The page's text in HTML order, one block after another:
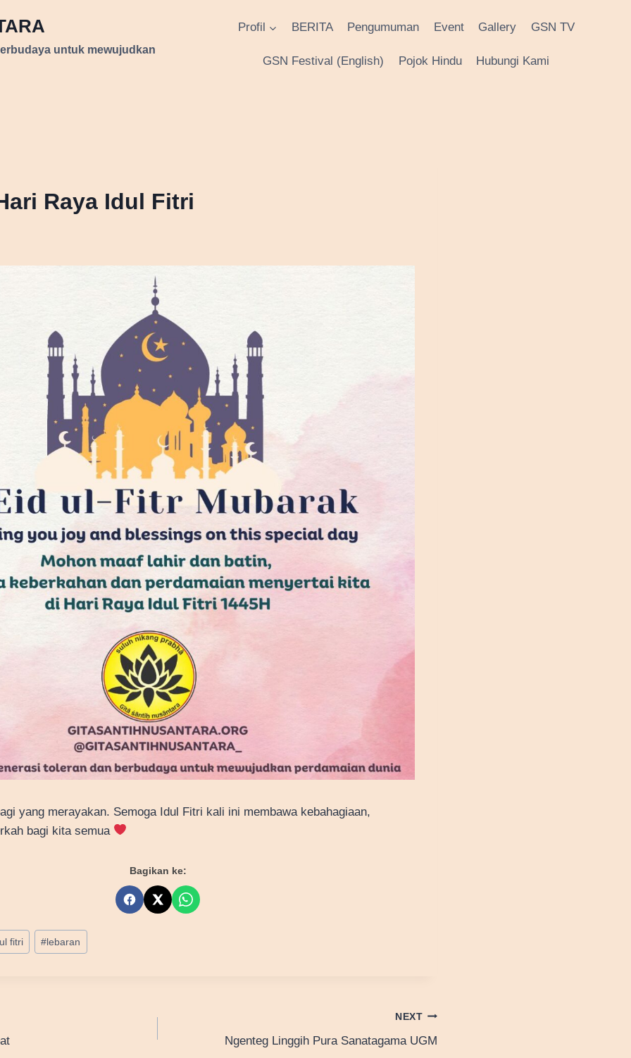
untuk mewujudkan
Profil BERITA Pengumuman Event Gallery GSN TV
GSN Festival (English) Pojok Hindu Hubungi Kami
Raya Idul Fitri
yang merayakan. Semoga Idul Fitri kali ini membawa kebahagiaan,
bagi kita semua
Bagikan ke:
fitri # lebaran
NEXT
Ngenteg Linggih Pura Sanatagama UGM